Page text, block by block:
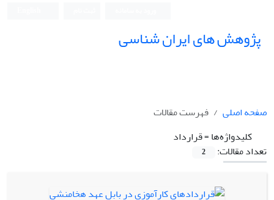
پژوهش های ایران شناسی
صفحه اصلی
فهرست مقالات
کلیدواژه‌ها =قرارداد
تعداد مقالات:
2